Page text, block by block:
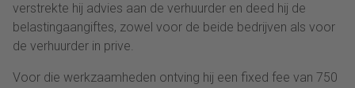
verstrekte hij advies aan de verhuurder en deed hij de
belastingaangiftes, zowel voor de beide bedrijven als voor
de verhuurder in prive.
Voor die werkzaamheden ontving hij een fixed fee van 750